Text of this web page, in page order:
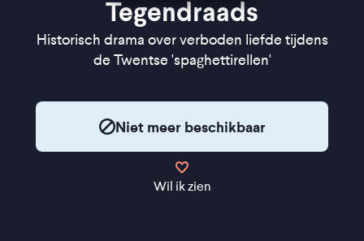
Tegendraads
Historisch drama over verboden liefde tijdens
de Twentse 'spaghettirellen'
Niet meer beschikbaar
Wil ik zien